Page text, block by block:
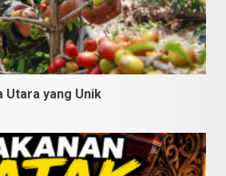
Utara yang Unik
Batak yang Wajib
Budaya Batak yang
Dipahami Orang
25, 2026
Terungkap!
11, 2026